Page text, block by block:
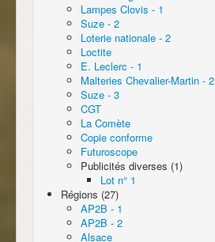
Lampes Clovis - 1
Suze - 2
Loterie nationale - 2
Loctite
E. Leclerc - 1
Malteries Chevalier-Martin - 2
Suze - 3
CGT
La Comète
Copie conforme
Futuroscope
Publicités diverses (1)
Lot n° 1
Régions (27)
AP2B - 1
AP2B - 2
Alsace